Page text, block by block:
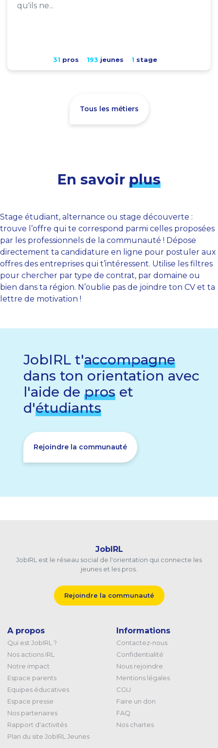
qu'ils ne...
31 pros 193 jeunes 1 stage
Tous les métiers
En savoir plus
Stage étudiant, alternance ou stage découverte :
trouve l’offre qui te correspond parmi celles proposées
par les professionnels de la communauté ! Dépose
directement ta candidature en ligne pour postuler aux
offres des entreprises qui t’intéressent. Utilise les filtres
pour chercher par type de contrat, par domaine ou
bien dans ta région. N’oublie pas de joindre ton CV et ta
lettre de motivation !
JobIRL t'accompagne
dans ton orientation avec
l'aide de pros et
d'étudiants
Rejoindre la communauté
JobIRL
JobIRL est le réseau social de l'orientation qui connecte les
jeunes et les pros.
Rejoindre la communauté
A propos
Qui est JobIRL ?
Nos actions IRL
Notre impact
Espace parents
Equipes éducatives
Espace presse
Nos partenaires
Rapport d'activités
Plan du site JobIRL Jeunes
Informations
Contactez-nous
Confidentialité
Nous rejoindre
Mentions légales
CGU
Faire un don
FAQ
Nos chartes